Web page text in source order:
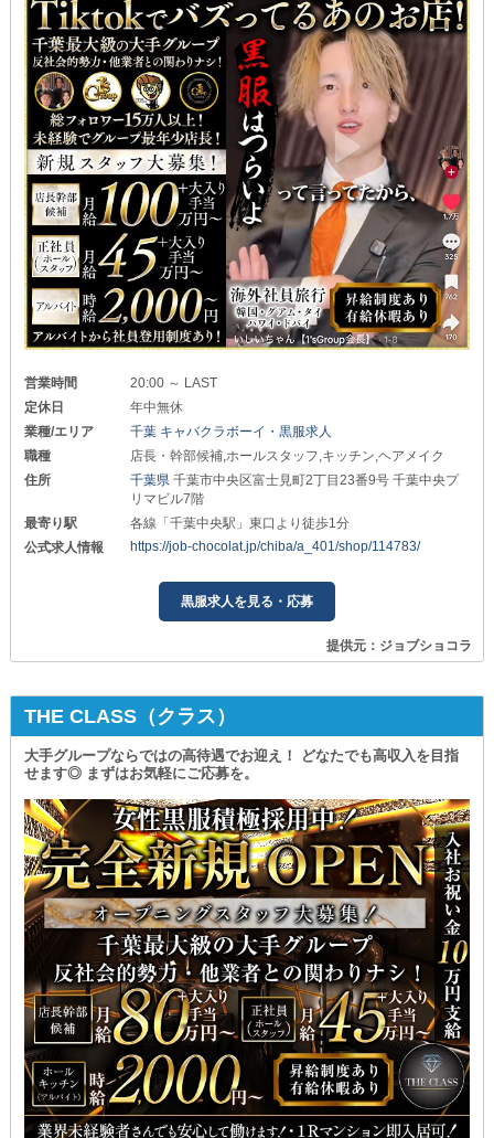
営業時間
20:00 ～ LAST
定休日
年中無休
業種/エリア
千葉 キャバクラボーイ・黒服求人
職種
店長・幹部候補,ホールスタッフ,キッチン,ヘアメイク
住所
千葉県千葉市中央区富士見町2丁目23番9号 千葉中央プ
リマビル7階
最寄り駅
各線「千葉中央駅」東口より徒歩1分
公式求人情報
https://job-chocolat.jp/chiba/a_401/shop/114783/
黒服求人を見る・応募
提供元：ジョブショコラ
THE CLASS（クラス）
大手グループならではの高待遇でお迎え！ どなたでも高収入を目指
せます◎ まずはお気軽にご応募を。